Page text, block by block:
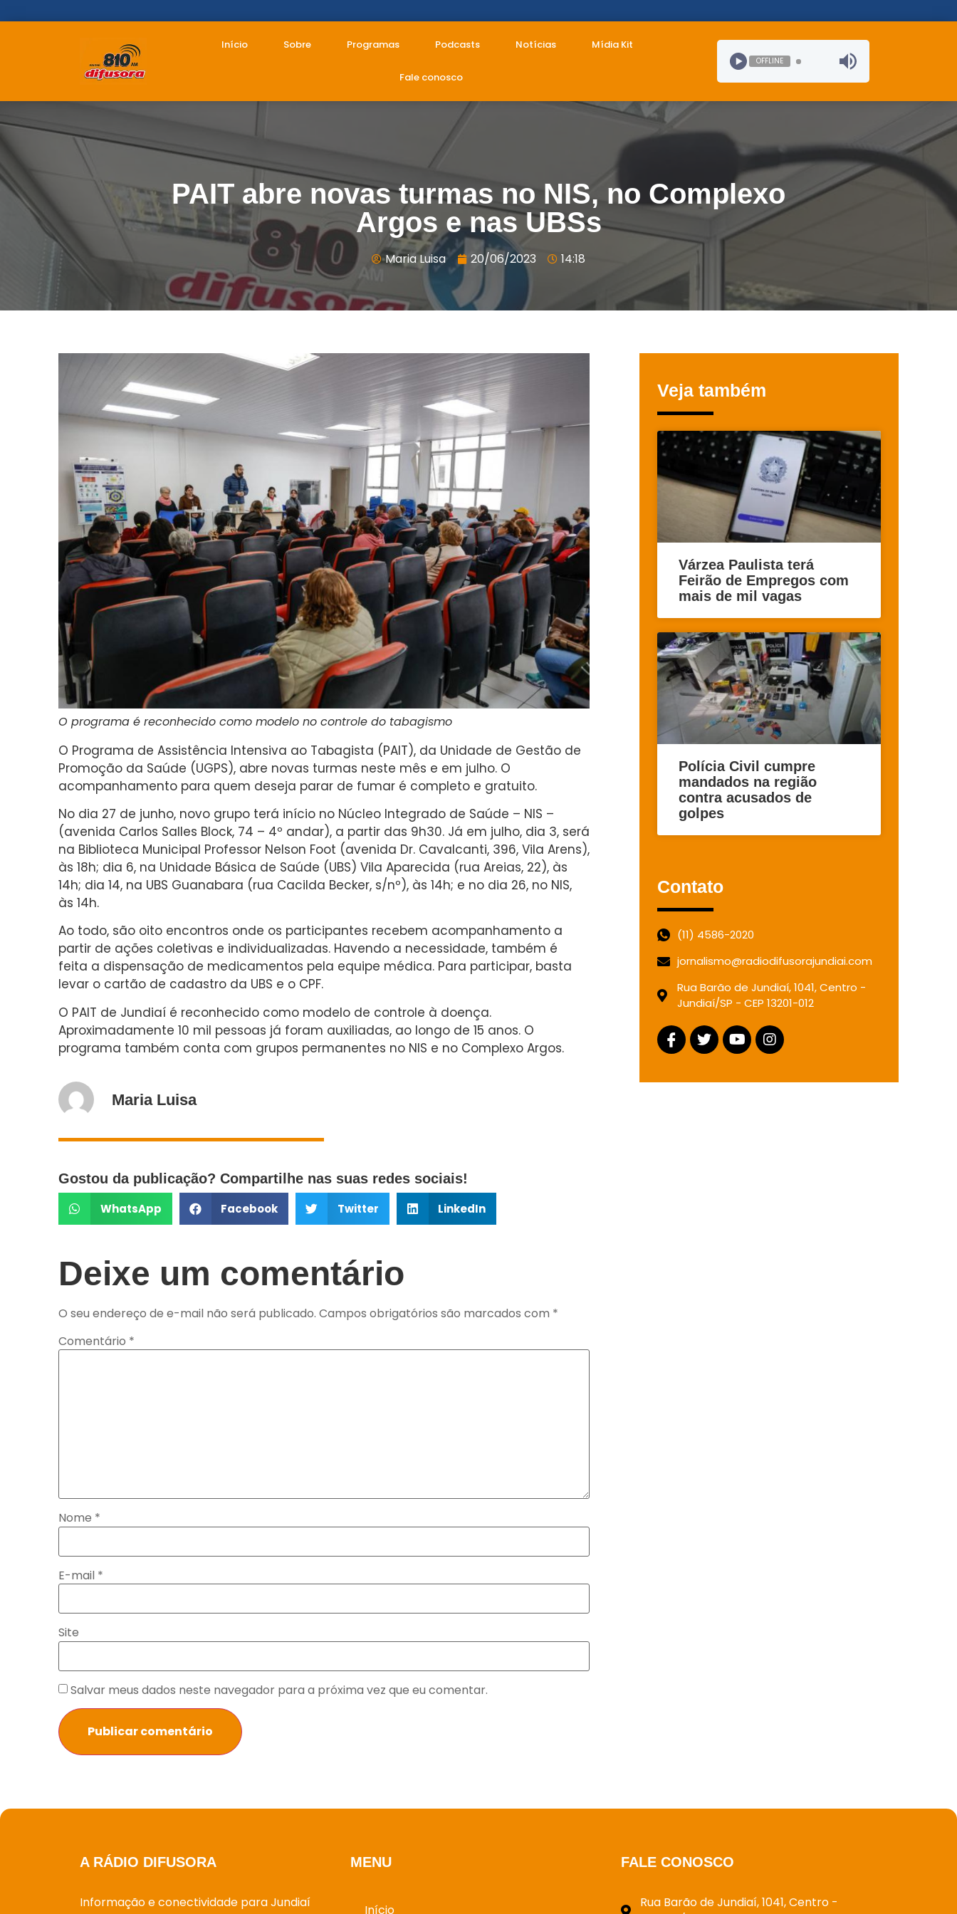
Início Sobre Programas Podcasts Notícias Mídia Kit
Fale conosco
OFFLINE
PAIT abre novas turmas no NIS, no Complexo
Argos e nas UBSs
Maria Luisa 20/06/2023 14:18
O programa é reconhecido como modelo no controle do tabagismo
O Programa de Assistência Intensiva ao Tabagista (PAIT), da Unidade de Gestão de
Promoção da Saúde (UGPS), abre novas turmas neste mês e em julho. O
acompanhamento para quem deseja parar de fumar é completo e gratuito.
No dia 27 de junho, novo grupo terá início no Núcleo Integrado de Saúde – NIS –
(avenida Carlos Salles Block, 74 – 4º andar), a partir das 9h30. Já em julho, dia 3, será
na Biblioteca Municipal Professor Nelson Foot (avenida Dr. Cavalcanti, 396, Vila Arens),
às 18h; dia 6, na Unidade Básica de Saúde (UBS) Vila Aparecida (rua Areias, 22), às
14h; dia 14, na UBS Guanabara (rua Cacilda Becker, s/nº), às 14h; e no dia 26, no NIS,
às 14h.
Ao todo, são oito encontros onde os participantes recebem acompanhamento a
partir de ações coletivas e individualizadas. Havendo a necessidade, também é
feita a dispensação de medicamentos pela equipe médica. Para participar, basta
levar o cartão de cadastro da UBS e o CPF.
O PAIT de Jundiaí é reconhecido como modelo de controle à doença.
Aproximadamente 10 mil pessoas já foram auxiliadas, ao longo de 15 anos. O
programa também conta com grupos permanentes no NIS e no Complexo Argos.
Maria Luisa
Gostou da publicação? Compartilhe nas suas redes sociais!
WhatsApp Facebook Twitter LinkedIn
Deixe um comentário
O seu endereço de e-mail não será publicado. Campos obrigatórios são marcados com *
Comentário *
Nome *
E-mail *
Site
Salvar meus dados neste navegador para a próxima vez que eu comentar.
Veja também
Várzea Paulista terá
Feirão de Empregos com
mais de mil vagas
Polícia Civil cumpre
mandados na região
contra acusados de
golpes
Contato
(11) 4586-2020
jornalismo@radiodifusorajundiai.com
Rua Barão de Jundiaí, 1041, Centro -
Jundiaí/SP - CEP 13201-012
A RÁDIO DIFUSORA
Informação e conectividade para Jundiaí
MENU
Início
FALE CONOSCO
Rua Barão de Jundiaí, 1041, Centro -